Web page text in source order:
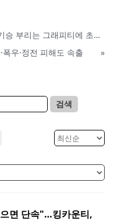
"1건당 1천달러 벌금폭탄" 시애틀, 기승 부리는 그래피티에 초강수
우·정전 피해도 속출
»
검색
면 단속"…킹카운티,